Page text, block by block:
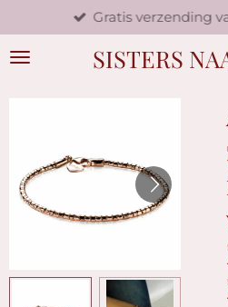
direct
naar
SISTERS
Gratis verzending